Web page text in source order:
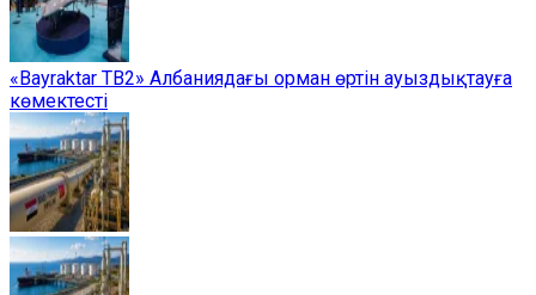
«Bayraktar TB2» Албаниядағы орман өртін ауыздықтауға
көмектесті